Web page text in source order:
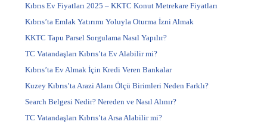
Kıbrıs Ev Fiyatları 2025 – KKTC Konut Metrekare Fiyatları
Kıbrıs’ta Emlak Yatırımı Yoluyla Oturma İzni Almak
KKTC Tapu Parsel Sorgulama Nasıl Yapılır?
TC Vatandaşları Kıbrıs’ta Ev Alabilir mi?
Kıbrıs’ta Ev Almak İçin Kredi Veren Bankalar
Kuzey Kıbrıs’ta Arazi Alanı Ölçü Birimleri Neden Farklı?
Search Belgesi Nedir? Nereden ve Nasıl Alınır?
TC Vatandaşları Kıbrıs’ta Arsa Alabilir mi?